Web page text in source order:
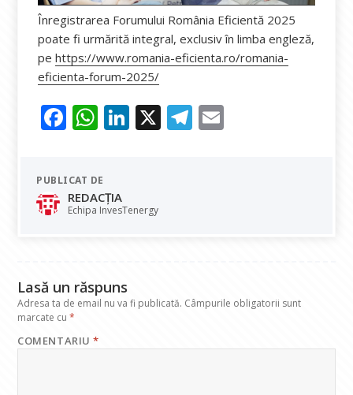
Înregistrarea Forumului România Eficientă 2025
poate fi urmărită integral, exclusiv în limba engleză,
pehttps://www.romania-eficienta.ro/romania-
eficienta-forum-2025/
F
e
b
o
W
at
s
A
Li
dI
X T
PUBLICAT DE
REDACȚIA
Echipa InvesTenergy
Lasă un răspuns
Adresa ta de email nu va fi publicată. Câmpurile obligatorii sunt
marcate cu*
COMENTARIU*